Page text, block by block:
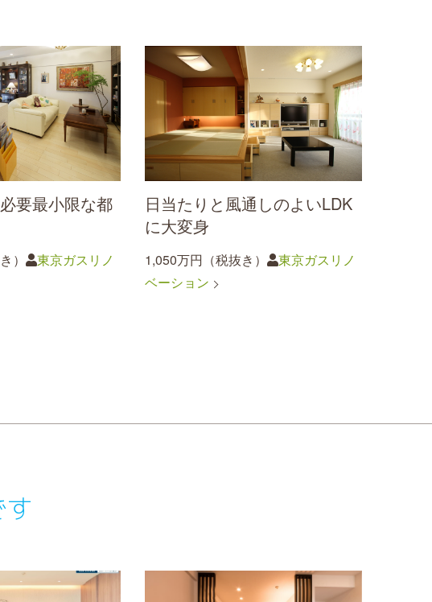
要最小限な都
）
東京ガスリノ
日当たりと風通しのよいLDK
に大変身
1,050万円（税抜き）
東京ガスリノ
ベーション